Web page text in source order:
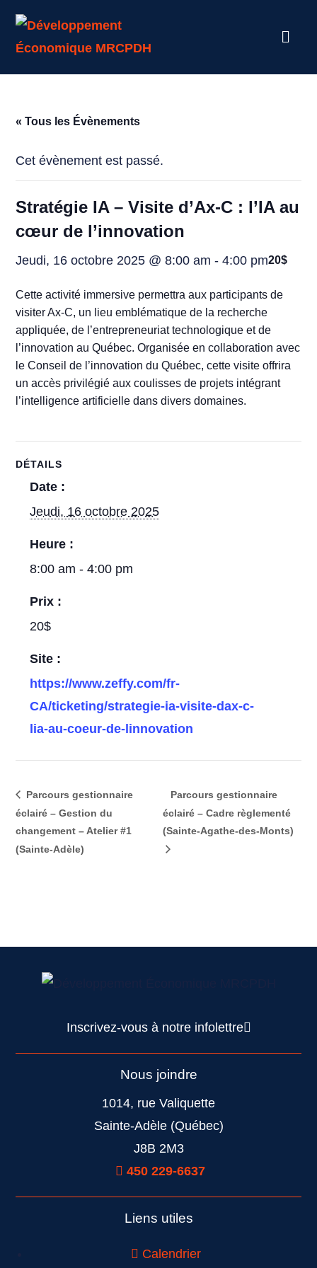
« Tous les Évènements
Cet évènement est passé.
Stratégie IA – Visite d’Ax-C : l’IA au
cœur de l’innovation
Jeudi, 16 octobre 2025 @ 8:00 am -4:00 pm20$
Cette activité immersive permettra aux participants de
visiter Ax-C, un lieu emblématique de la recherche
appliquée, de l’entrepreneuriat technologique et de
l’innovation au Québec. Organisée en collaboration avec
le Conseil de l’innovation du Québec, cette visite offrira
un accès privilégié aux coulisses de projets intégrant
l’intelligence artificielle dans divers domaines.
DÉTAILS
Date :
Jeudi, 16 octobre 2025
Heure :
8:00 am - 4:00 pm
Prix :
20$
Site :
https://www.zeffy.com/fr-
CA/ticketing/strategie-ia-visite-dax-c-
lia-au-coeur-de-linnovation
Parcours gestionnaire
éclairé – Gestion du
changement – Atelier #1
(Sainte-Adèle)
Parcours gestionnaire
éclairé – Cadre règlementé
(Sainte-Agathe-des-Monts)
Inscrivez-vous à notre infolettre
Nous joindre
1014, rue Valiquette
Sainte-Adèle (Québec)
J8B 2M3
450 229-6637
Liens utiles
Calendrier